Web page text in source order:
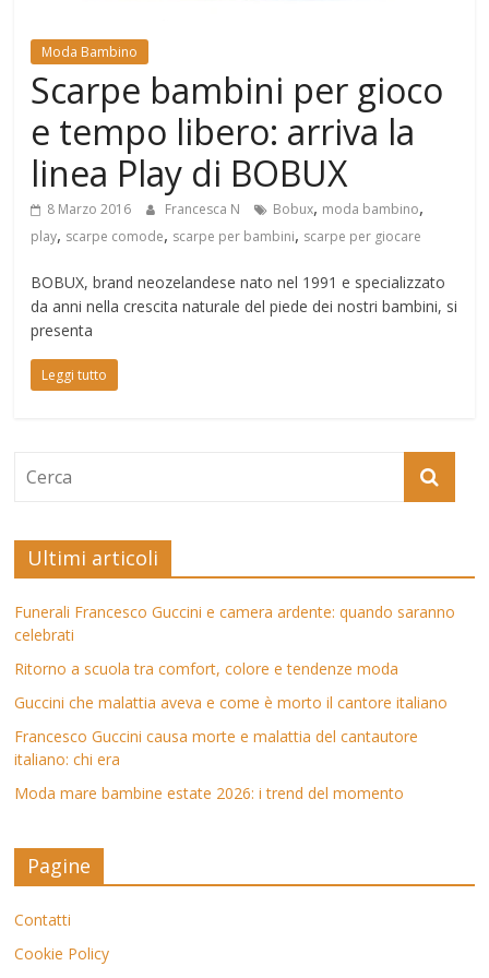
Moda Bambino
Scarpe bambini per gioco
e tempo libero: arriva la
linea Play di BOBUX
8 Marzo 2016 Francesca N Bobux, moda bambino,
play, scarpe comode, scarpe per bambini, scarpe per giocare
BOBUX, brand neozelandese nato nel 1991 e specializzato
da anni nella crescita naturale del piede dei nostri bambini, si
presenta
Leggi tutto
Ultimi articoli
Funerali Francesco Guccini e camera ardente: quando saranno
celebrati
Ritorno a scuola tra comfort, colore e tendenze moda
Guccini che malattia aveva e come è morto il cantore italiano
Francesco Guccini causa morte e malattia del cantautore
italiano: chi era
Moda mare bambine estate 2026: i trend del momento
Pagine
Contatti
Cookie Policy